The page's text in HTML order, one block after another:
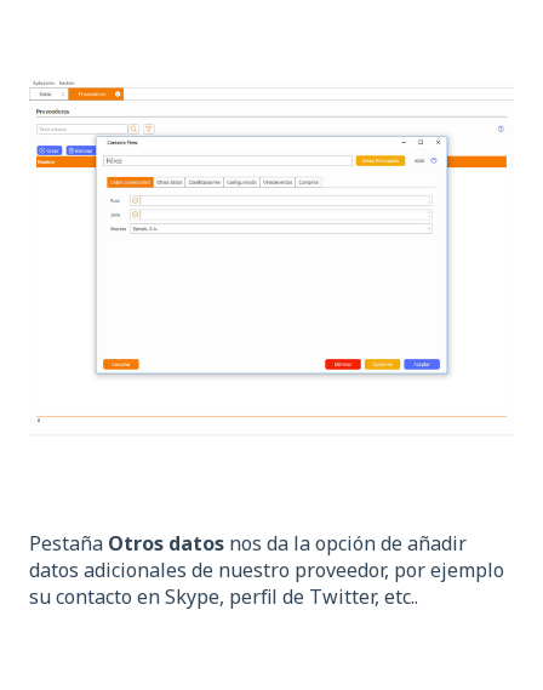
Pestaña Otros datos nos da la opción de añadir
datos adicionales de nuestro proveedor, por ejemplo
su contacto en Skype, perfil de Twitter, etc..